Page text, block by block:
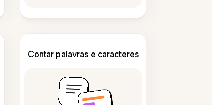
Contar palavras e caracteres